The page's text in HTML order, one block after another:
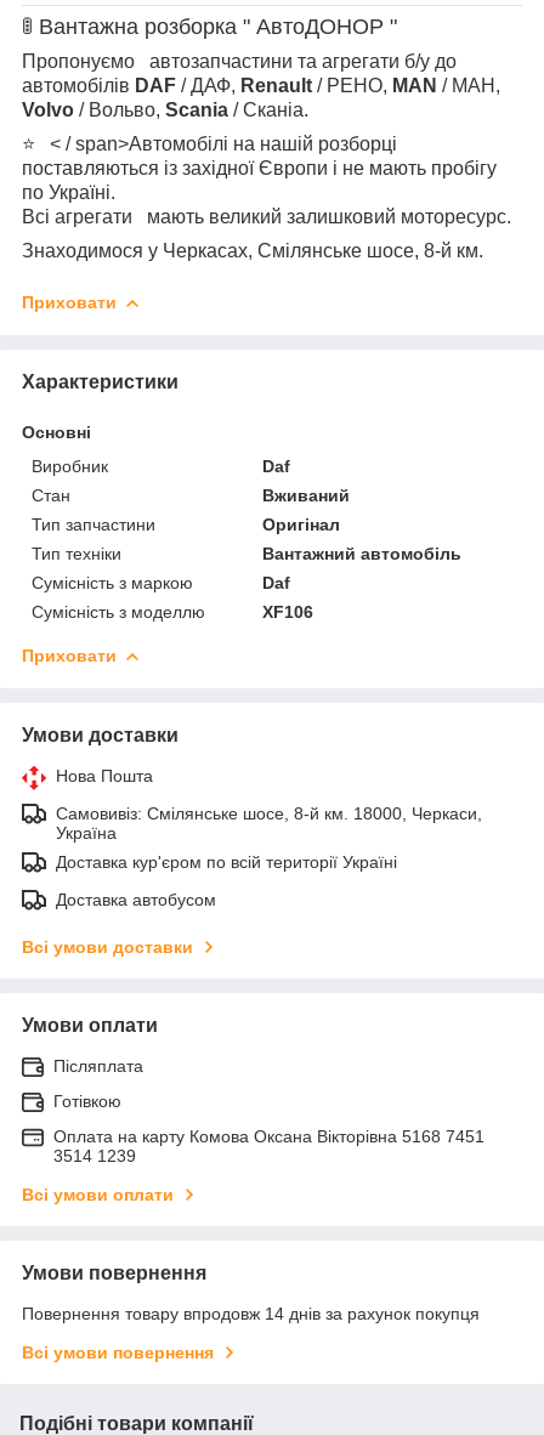
🚦 Вантажна розборка " АвтоДОНОР "
Пропонуємо автозапчастини та агрегати б/у до
автомобілів DAF / ДАФ, Renault / РЕНО, MAN / МАН,
Volvo / Вольво, Scania / Сканіа.
⭐ < / span>Автомобілі на нашій розборці
поставляються із західної Європи і не мають пробігу
по Україні.
Всі агрегати мають великий залишковий моторесурс.
Знаходимося у Черкасах, Смілянське шосе, 8-й км.
Приховати
Характеристики
Основні
Виробник
Daf
Стан
Вживаний
Тип запчастини
Оригінал
Тип техніки
Вантажний автомобіль
Сумісність з маркою
Daf
Сумісність з моделлю
XF106
Приховати
Умови доставки
Нова Пошта
Самовивіз: Смілянське шосе, 8-й км. 18000, Черкаси,
Україна
Доставка кур'єром по всій території Україні
Доставка автобусом
Всі умови доставки
Умови оплати
Післяплата
Готівкою
Оплата на карту Комова Оксана Вікторівна 5168 7451
3514 1239
Всі умови оплати
Умови повернення
Повернення товару впродовж 14 днів за рахунок покупця
Всі умови повернення
Подібні товари компанії